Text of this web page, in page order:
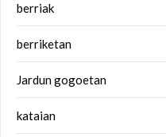
berriak
berriketan
Jardun gogoetan
kataian